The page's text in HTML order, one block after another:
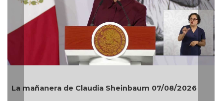
La mañanera de Claudia Sheinbaum 07/08/2026